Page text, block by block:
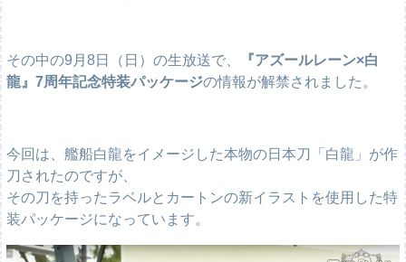
その中の9月8日（日）の生放送で、
『アズールレーン×白
龍』7周年記念特装パッケージの情報が解禁されました。
今回は、艦船白龍をイメージした本物の日本刀「白龍」が作
刀されたのですが、
その刀を持ったラベルとカートンの新イラストを使用した特
装パッケージになっています。